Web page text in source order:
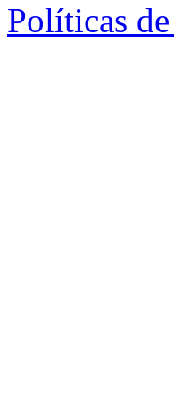
Políticas